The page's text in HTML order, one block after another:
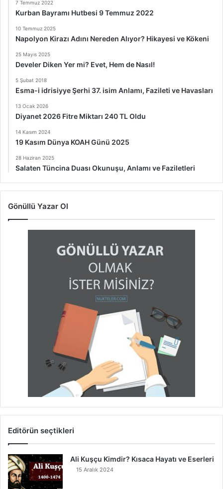
7 Temmuz 2022
Kurban Bayramı Hutbesi 9 Temmuz 2022
10 Temmuz 2025
Napolyon Kirazı Adını Nereden Alıyor? Hikayesi ve Kökeni
25 Mayıs 2025
Develer Diken Yer mi? Evet, Hem de Nasıl!
5 Şubat 2018
Esma-i idrisiyye Şerhi 37. isim Anlamı, Fazileti ve Havasları
13 Ocak 2026
Diyanet 2026 Fitre Miktarı 240 TL Oldu
14 Kasım 2024
19 Kasım Dünya KOAH Günü 2025
28 Haziran 2025
Salaten Tüncina Duası Okunuşu, Anlamı ve Faziletleri
Gönüllü Yazar Ol
Editörün seçtikleri
Ali Kuşçu Kimdir? Kısaca Hayatı ve Eserleri
15 Aralık 2024